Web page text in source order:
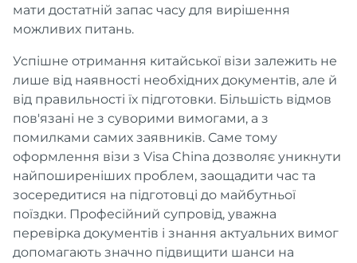
мати достатній запас часу для вирішення
можливих питань.
Успішне отримання китайської візи залежить не
лише від наявності необхідних документів, але й
від правильності їх підготовки. Більшість відмов
пов'язані не з суворими вимогами, а з
помилками самих заявників. Саме тому
оформлення візи з Visa China дозволяє уникнути
найпоширеніших проблем, заощадити час та
зосередитися на підготовці до майбутньої
поїздки. Професійний супровід, уважна
перевірка документів і знання актуальних вимог
допомагають значно підвищити шанси на